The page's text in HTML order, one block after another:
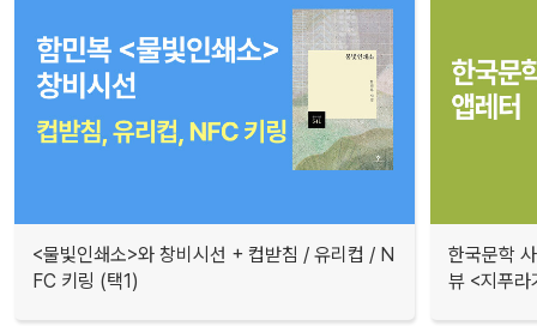
<물빛인쇄소>와 창비시선 + 컵받침 / 유리컵 / N
FC 키링 (택1)
한국문학
뷰 <지푸라